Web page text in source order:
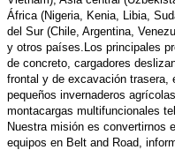
África (Nigeria, Kenia, Libia,
del Sur (Chile, Argentina,
y otros países.Los principales
de concreto, cargadores
frontal y de excavación trasera,
pequeños invernaderos
montacargas multifuncionales
Nuestra misión es convertirnos
equipos en Belt and Road,